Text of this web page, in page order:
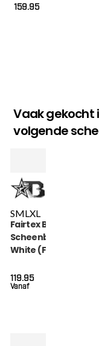
159.95
Vaak
volgende
SMLXL
Fairtex Booster
Scheenbeschermers
White (FXB SG
Vanaf
119.95